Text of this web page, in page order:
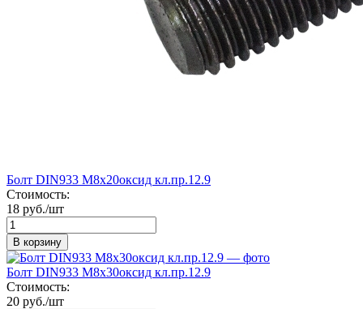
Болт DIN933 М8х20оксид кл.пр.12.9
Стоимость:
18 руб./шт
В корзину
Болт DIN933 М8х30оксид кл.пр.12.9
Стоимость:
20 руб./шт